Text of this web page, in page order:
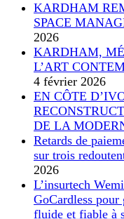
KARDHAM
SPACE
2026
KARDHAM,
L’ART
4 février 2026
EN CÔTE
DE LA
Retards de
sur trois
2026
L’insurtech
GoCardless pour
fluide et fiable à